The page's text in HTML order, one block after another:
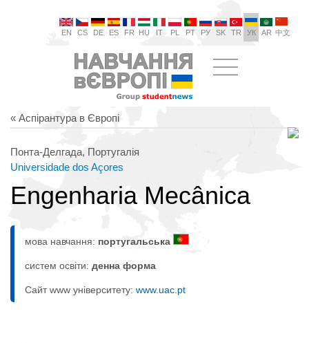
EN CS DE ES FR HU IT PL PT РУ SK TR УК AR 中文
« Аспірантура в Європі
Понта-Делгада, Португалія
Universidade dos Açores
Engenharia Mecânica
мова навчання: португальська
систем освіти: денна форма
Сайт www університету: www.uac.pt